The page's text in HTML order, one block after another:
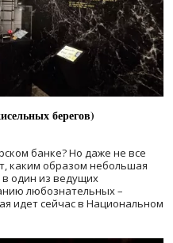
берегов)
банке? Но даже не все
каким образом небольшая
в один из ведущих
любознательных –
идет сейчас в Национальном